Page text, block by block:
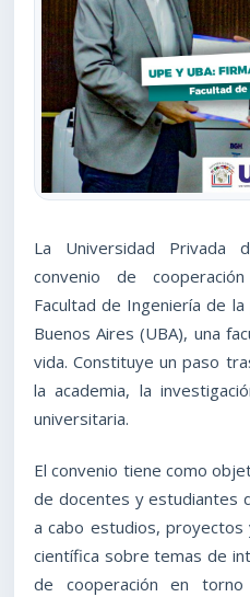
La Universidad Privada
convenio de
Facultad de Ingeniería de
Buenos Aires (UBA), una
vida. Constituye un paso
la academia, la
universitaria.
El convenio tiene como
de docentes y estudiantes
a cabo estudios, proyectos
científica sobre temas de
de cooperación en torno